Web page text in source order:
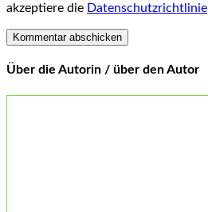
akzeptiere die Datenschutzrichtlinie
Über die Autorin / über den Autor